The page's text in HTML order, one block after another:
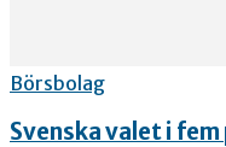
Börsbolag
Svenska valet i